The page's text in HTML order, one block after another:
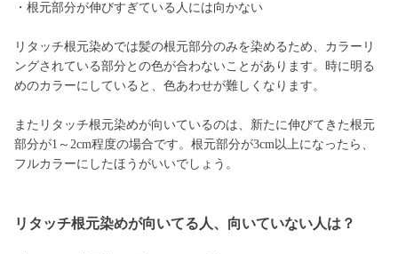
・根元部分が伸びすぎている人には向かない
リタッチ根元染めでは髪の根元部分のみを染めるため、カラーリ
ングされている部分との色が合わないことがあります。時に明る
めのカラーにしていると、色あわせが難しくなります。
またリタッチ根元染めが向いているのは、新たに伸びてきた根元
部分が1～2cm程度の場合です。根元部分が3cm以上になったら、
フルカラーにしたほうがいいでしょう。
リタッチ根元染めが向いてる人、向いていない人は？